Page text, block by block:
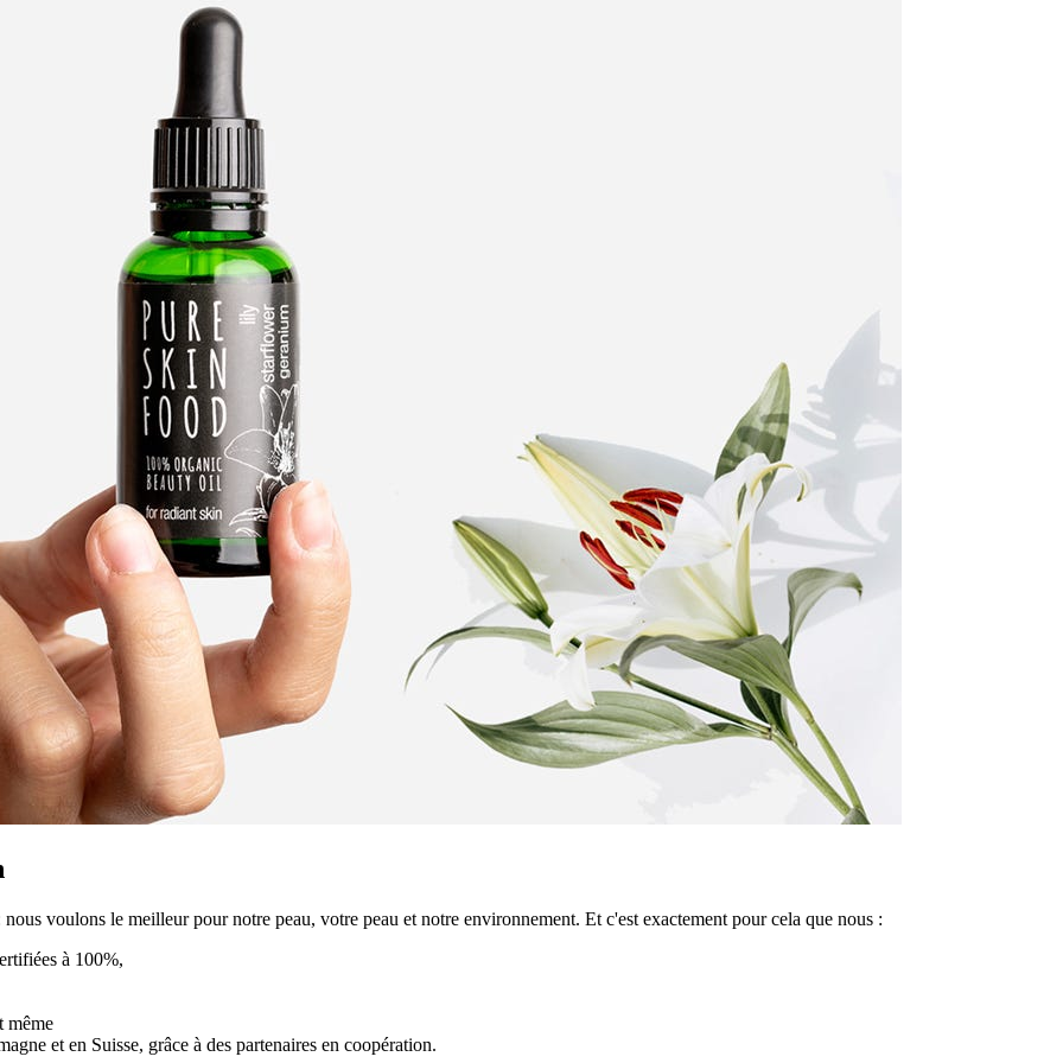
voulons le meilleur pour notre peau, votre peau et notre environnement. Et c'est exactement pour cela que nous :
à 100%,
même
et en Suisse, grâce à des partenaires en coopération.